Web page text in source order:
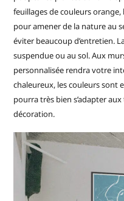
feuillages de couleurs
pour amener de la nature au
éviter beaucoup d’entretien.
suspendue ou au sol. Aux
personnalisée rendra votre
chaleureux, les couleurs sont
pourra très bien s’adapter
décoration.